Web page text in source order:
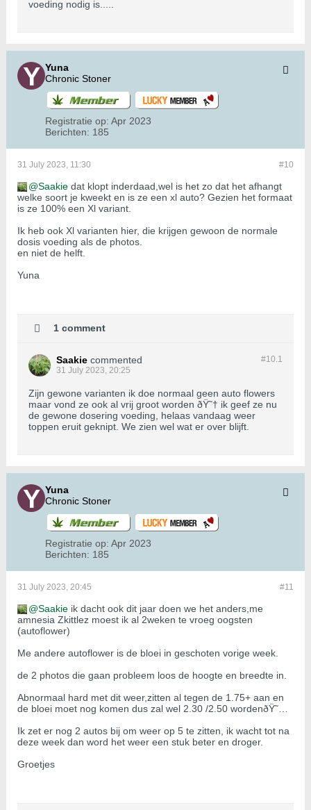
voeding nodig is.....
Yuna
Chronic Stoner
Registratie op: Apr 2023
Berichten: 185
#10
31 July 2023, 11:30
Saakie dat klopt inderdaad,wel is het zo dat het afhangt
welke soort je kweekt en is ze een xl auto? Gezien het formaat
is ze 100% een Xl variant.
Ik heb ook Xl varianten hier, die krijgen gewoon de normale
dosis voeding als de photos.
en niet de helft.
Yuna
1 comment
#10.1
Saakie commented
31 July 2023, 20:25
Zijn gewone varianten ik doe normaal geen auto flowers
maar vond ze ook al vrij groot worden ðŸ˜† ik geef ze nu
de gewone dosering voeding, helaas vandaag weer
toppen eruit geknipt. We zien wel wat er over blijft.
Yuna
Chronic Stoner
Registratie op: Apr 2023
Berichten: 185
#11
31 July 2023, 20:45
Saakie ik dacht ook dit jaar doen we het anders,me
amnesia Zkittlez moest ik al 2weken te vroeg oogsten
(autoflower)
Me andere autoflower is de bloei in geschoten vorige week.
de 2 photos die gaan probleem loos de hoogte en breedte in.
Abnormaal hard met dit weer,zitten al tegen de 1.75+ aan en
de bloei moet nog komen dus zal wel 2.30 /2.50 wordenðŸ˜…
Ik zet er nog 2 autos bij om weer op 5 te zitten, ik wacht tot na
deze week dan word het weer een stuk beter en droger.
Groetjes